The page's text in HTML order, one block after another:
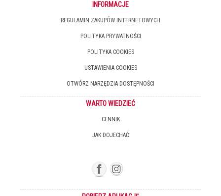
INFORMACJE
REGULAMIN ZAKUPÓW INTERNETOWYCH
POLITYKA PRYWATNOŚCI
POLITYKA COOKIES
USTAWIENIA COOKIES
OTWÓRZ NARZĘDZIA DOSTĘPNOŚCI
WARTO WIEDZIEĆ
CENNIK
JAK DOJECHAĆ